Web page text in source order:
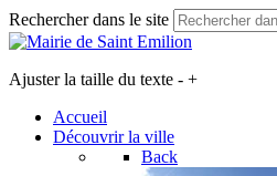
Rechercher dans le site
Ajuster la taille du texte - +
Accueil
Découvrir la ville
Back